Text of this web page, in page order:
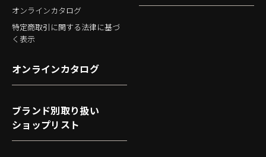
オンラインカタログ
特定商取引に関する法律に基づ
く表示
オンラインカタログ
ブランド別取り扱い
ショップリスト